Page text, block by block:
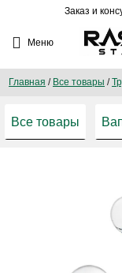
Заказ и
Меню
Главная / Все товары /
Все товары